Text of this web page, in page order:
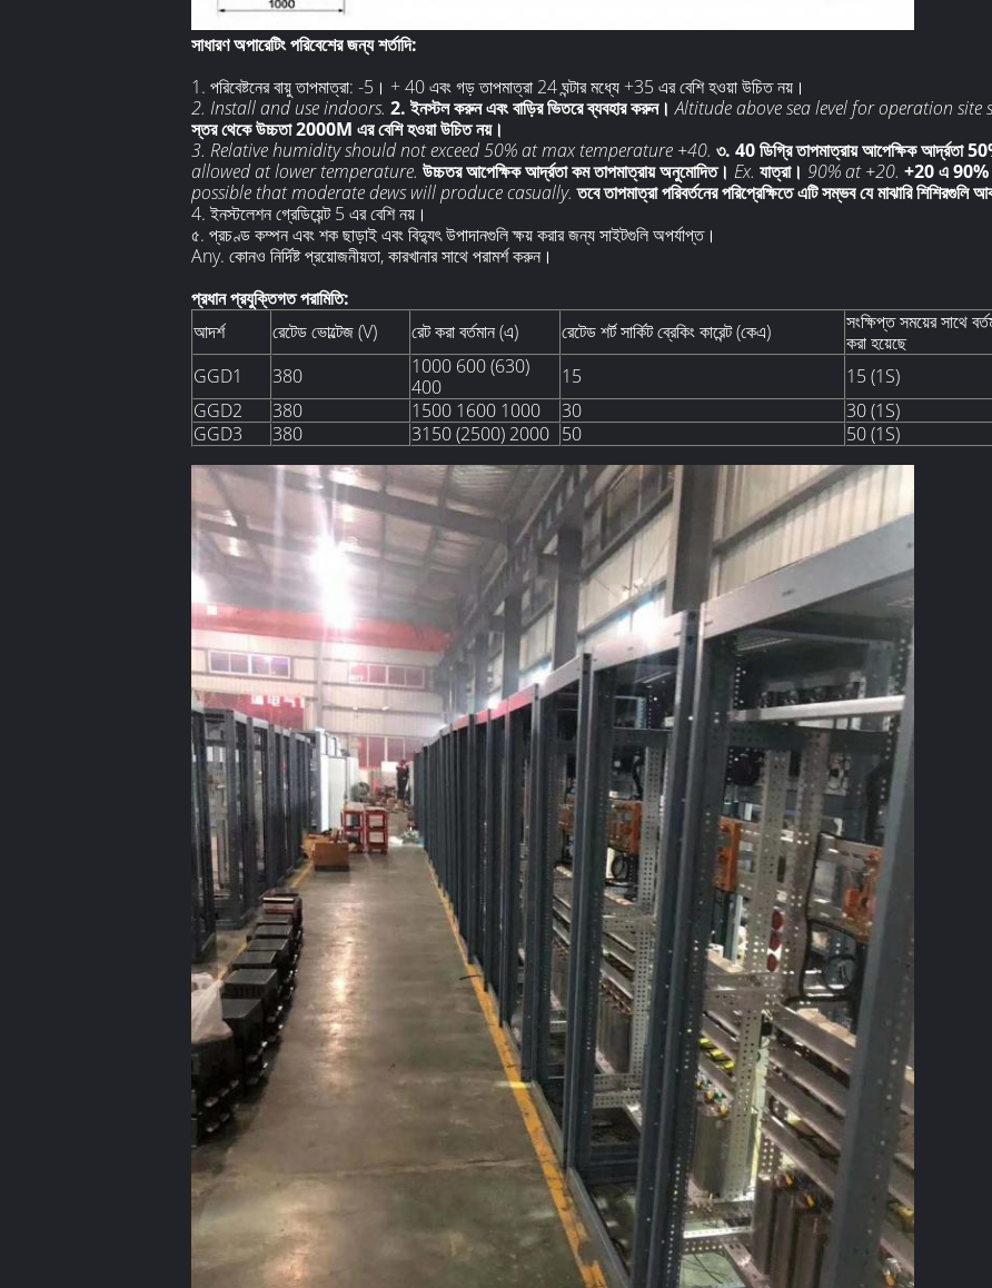
সাধারণ অপারেটিং পরিবেশের জন্য শর্তাদি:
1. পরিবেষ্টনের বায়ু তাপমাত্রা: -5। + 40 এবং গড় তাপমাত্রা 24 ঘন্টার মধ্যে +35 এর বেশি হওয়া উচিত নয়।
2. Install and use indoors. 2. ইনস্টল করুন এবং বাড়ির ভিতরে ব্যবহার করুন। Altitude above sea level for operation site
স্তর থেকে উচ্চতা 2000M এর বেশি হওয়া উচিত নয়।
3. Relative humidity should not exceed 50% at max temperature +40. ৩. 40 ডিগ্রি তাপমাত্রায় আপেক্ষিক আর্দ্রতা
allowed at lower temperature. উচ্চতর আপেক্ষিক আর্দ্রতা কম তাপমাত্রায় অনুমোদিত। Ex. যাত্রা। 90% at +20. +20 এ
possible that moderate dews will produce casually. তবে তাপমাত্রা পরিবর্তনের পরিপ্রেক্ষিতে এটি সম্ভব যে মাঝারি শিশিরগুলি
4. ইনস্টলেশন গ্রেডিয়েন্ট 5 এর বেশি নয়।
৫. প্রচণ্ড কম্পন এবং শক ছাড়াই এবং বিদ্যুৎ উপাদানগুলি ক্ষয় করার জন্য সাইটগুলি অপর্যাপ্ত।
Any. কোনও নির্দিষ্ট প্রয়োজনীয়তা, কারখানার সাথে পরামর্শ করুন।
প্রধান প্রযুক্তিগত পরামিতি:
আদর্শ
রেটেড ভোল্টেজ (V) রেট করা বর্তমান (এ) রেটেড শর্ট সার্কিট ব্রেকিং কারেন্ট (কেএ)
সংক্ষিপ্ত সময়ের সাথে
করা হয়েছে
GGD1
380
1000 600 (630)
400
15 15 (1S)
GGD2
380 1500 1600 1000 30 30 (1S)
GGD3
380 3150 (2500) 2000 50 50 (1S)